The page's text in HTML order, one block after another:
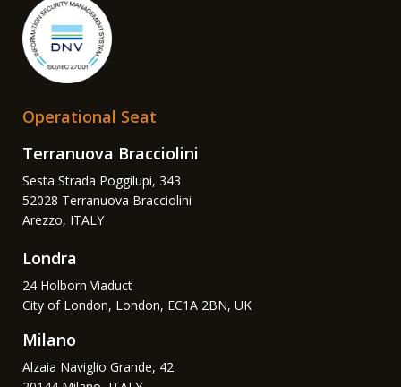
Operational Seat
Terranuova Bracciolini
Sesta Strada Poggilupi, 343
52028 Terranuova Bracciolini
Arezzo, ITALY
Londra
24 Holborn Viaduct
City of London, London, EC1A 2BN, UK
Milano
Alzaia Naviglio Grande, 42